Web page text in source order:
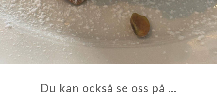
Du kan också se oss på …